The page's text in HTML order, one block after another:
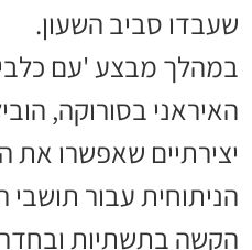
שעבדו סביב השעון.
במהלך מבצע 'עם
האיראני בסורוקה,
יצירתיים שאפשרו את
הניתוחית עבור
הקשה בתשתיות